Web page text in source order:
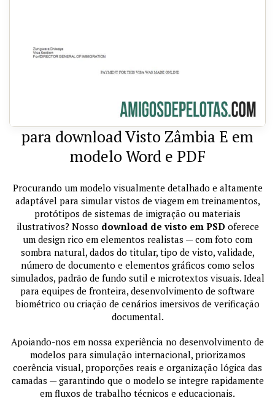
para download Visto Zâmbia E em
modelo Word e PDF
Procurando um modelo visualmente detalhado e altamente
adaptável para simular vistos de viagem em treinamentos,
protótipos de sistemas de imigração ou materiais
ilustrativos? Nosso download de visto em PSD oferece
um design rico em elementos realistas — com foto com
sombra natural, dados do titular, tipo de visto, validade,
número de documento e elementos gráficos como selos
simulados, padrão de fundo sutil e microtextos visuais. Ideal
para equipes de fronteira, desenvolvimento de software
biométrico ou criação de cenários imersivos de verificação
documental.
Apoiando-nos em nossa experiência no desenvolvimento de
modelos para simulação internacional, priorizamos
coerência visual, proporções reais e organização lógica das
camadas — garantindo que o modelo se integre rapidamente
em fluxos de trabalho técnicos e educacionais.